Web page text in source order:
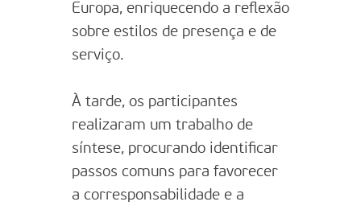
Europa, enriquecendo a reflexão
sobre estilos de presença e de
serviço.
À tarde, os participantes
realizaram um trabalho de
síntese, procurando identificar
passos comuns para favorecer
a corresponsabilidade e a